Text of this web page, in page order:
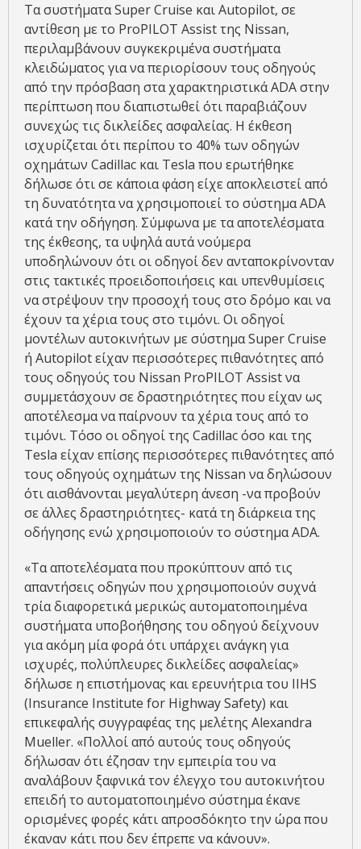
Τα συστήματα Super Cruise και Autopilot, σε
αντίθεση με το ProPILOT Assist της Nissan,
περιλαμβάνουν συγκεκριμένα συστήματα
κλειδώματος για να περιορίσουν τους οδηγούς
από την πρόσβαση στα χαρακτηριστικά ADA στην
περίπτωση που διαπιστωθεί ότι παραβιάζουν
συνεχώς τις δικλείδες ασφαλείας. Η έκθεση
ισχυρίζεται ότι περίπου το 40% των οδηγών
οχημάτων Cadillac και Tesla που ερωτήθηκε
δήλωσε ότι σε κάποια φάση είχε αποκλειστεί από
τη δυνατότητα να χρησιμοποιεί το σύστημα ADA
κατά την οδήγηση. Σύμφωνα με τα αποτελέσματα
της έκθεσης, τα υψηλά αυτά νούμερα
υποδηλώνουν ότι οι οδηγοί δεν ανταποκρίνονταν
στις τακτικές προειδοποιήσεις και υπενθυμίσεις
να στρέψουν την προσοχή τους στο δρόμο και να
έχουν τα χέρια τους στο τιμόνι. Οι οδηγοί
μοντέλων αυτοκινήτων με σύστημα Super Cruise
ή Autopilot είχαν περισσότερες πιθανότητες από
τους οδηγούς του Nissan ProPILOT Assist να
συμμετάσχουν σε δραστηριότητες που είχαν ως
αποτέλεσμα να παίρνουν τα χέρια τους από το
τιμόνι. Τόσο οι οδηγοί της Cadillac όσο και της
Tesla είχαν επίσης περισσότερες πιθανότητες από
τους οδηγούς οχημάτων της Nissan να δηλώσουν
ότι αισθάνονται μεγαλύτερη άνεση -να προβούν
σε άλλες δραστηριότητες- κατά τη διάρκεια της
οδήγησης ενώ χρησιμοποιούν το σύστημα ADA.
«Τα αποτελέσματα που προκύπτουν από τις
απαντήσεις οδηγών που χρησιμοποιούν συχνά
τρία διαφορετικά μερικώς αυτοματοποιημένα
συστήματα υποβοήθησης του οδηγού δείχνουν
για ακόμη μία φορά ότι υπάρχει ανάγκη για
ισχυρές, πολύπλευρες δικλείδες ασφαλείας»
δήλωσε η επιστήμονας και ερευνήτρια του IIHS
(Insurance Institute for Highway Safety) και
επικεφαλής συγγραφέας της μελέτης Alexandra
Mueller. «Πολλοί από αυτούς τους οδηγούς
δήλωσαν ότι έζησαν την εμπειρία του να
αναλάβουν ξαφνικά τον έλεγχο του αυτοκινήτου
επειδή το αυτοματοποιημένο σύστημα έκανε
ορισμένες φορές κάτι απροσδόκητο την ώρα που
έκαναν κάτι που δεν έπρεπε να κάνουν».